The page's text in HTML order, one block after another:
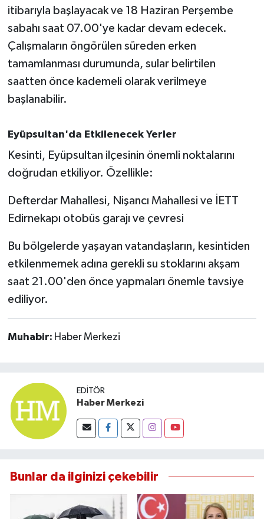
itibarıyla başlayacak ve 18 Haziran Perşembe
sabahı saat 07.00'ye kadar devam edecek.
Çalışmaların öngörülen süreden erken
tamamlanması durumunda, sular belirtilen
saatten önce kademeli olarak verilmeye
başlanabilir.
Eyüpsultan'da Etkilenecek Yerler
Kesinti, Eyüpsultan ilçesinin önemli noktalarını
doğrudan etkiliyor. Özellikle:
Defterdar Mahallesi, Nişancı Mahallesi ve İETT
Edirnekapı otobüs garajı ve çevresi
Bu bölgelerde yaşayan vatandaşların, kesintiden
etkilenmemek adına gerekli su stoklarını akşam
saat 21.00'den önce yapmaları önemle tavsiye
ediliyor.
Muhabir: Haber Merkezi
EDITÖR
Haber Merkezi
Bunlar da ilginizi çekebilir
OLAY
OTOMOTİV
Resmi İlanlar
Savaştepe
SEYAHAT
SİYASET
Sındırgı
SÜRMANŞET
Susurluk
Trend
TÜRKİYE